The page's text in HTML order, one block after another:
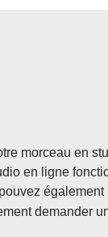
morceau en
en ligne
demander